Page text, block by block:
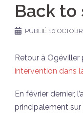
Back to
PUBLIÉ 10
Retour à
intervention dans
En février dernier,
principalement sur